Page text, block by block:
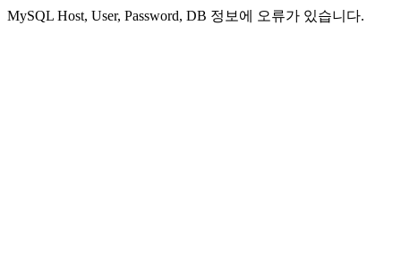
MySQL Host, User, Password, DB 정보에 오류가 있습니다.